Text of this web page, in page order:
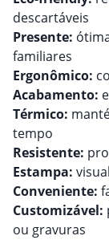
descartáveis
Presente:
familiares
Ergonômico:
Acabamento:
Térmico:
tempo
Resistente:
Estampa:
Conveniente:
Customizável:
ou gravuras